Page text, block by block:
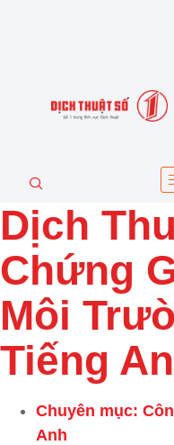
Dịch
Chứng
Môi
Tiếng
Chuyên mục:
Anh